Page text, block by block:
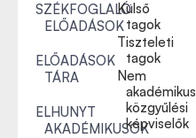
SZÉKFOGLALÓ
ELŐADÁSOK
ELŐADÁSOK
TÁRA
ELHUNYT
AKADÉMIKUSOK
Külső
tagok
Tiszteleti
tagok
Nem
akadémikus
közgyűlési
képviselők